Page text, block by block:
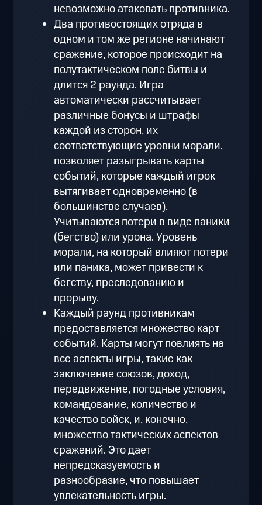
невозможно атаковать противника.
Два противостоящих отряда в
одном и том же регионе начинают
сражение, которое происходит на
полутактическом поле битвы и
длится 2 раунда. Игра
автоматически рассчитывает
различные бонусы и штрафы
каждой из сторон, их
соответствующие уровни морали,
позволяет разыгрывать карты
событий, которые каждый игрок
вытягивает одновременно (в
большинстве случаев).
Учитываются потери в виде паники
(бегство) или урона. Уровень
морали, на который влияют потери
или паника, может привести к
бегству, преследованию и
прорыву.
Каждый раунд противникам
предоставляется множество карт
событий. Карты могут повлиять на
все аспекты игры, такие как
заключение союзов, доход,
передвижение, погодные условия,
командование, количество и
качество войск, и, конечно,
множество тактических аспектов
сражений. Это дает
непредсказуемость и
разнообразие, что повышает
увлекательность игры.